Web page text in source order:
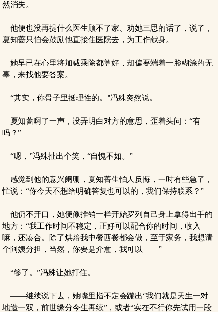
然消失。
他便也没再提什么医生顾不了家、劝她三思的话了，说了，
夏知蔷只怕会鼓励他直接住医院去，为工作献身。
她早已在心里将加减乘除都算好，却偏要端着一脸糊涂的无
辜，来找他要答案。
“其实，你骨子里挺理性的。”冯殊突然说。
夏知蔷啊了一声，没弄明白对方的意思，歪着头问：“有
吗？”
“嗯，”冯殊扯出个笑，“自愧不如。”
感觉到他的意兴阑珊，夏知蔷生怕人反悔，一时有些急了，
忙说：“你今天不想给明确答复也可以的，我们保持联系？”
他仍不开口，她便像推销一样开始罗列自己身上拿得出手的
地方：“我工作时间不稳定，正好可以配合你的时间，收入
嘛，还凑合。除了烘焙我中餐西餐都会做，至于家务，我想请
个阿姨分担，当然，你要是介意，我可以——”
“够了。”冯殊让她打住。
——继续说下去，她嘴里指不定会蹦出“我们就是天生一对
地造一双，前世缘分今生再续”，或者“实在不行你先试用一段